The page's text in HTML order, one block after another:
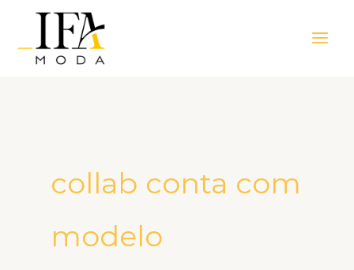
Menu
collab conta com
modelo